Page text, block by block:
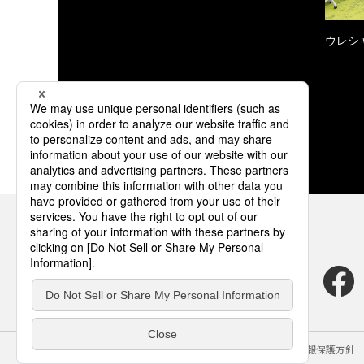
ウレシ
サイトのご利用にあたって クッキーポリシー 個人情報保護方針